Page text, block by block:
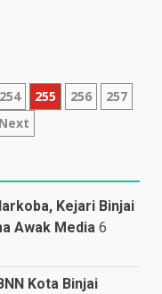
254 255 256
257
Next
Kejari Binjai
Awak Media 6
Kota Binjai